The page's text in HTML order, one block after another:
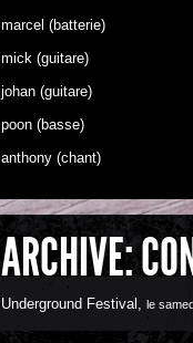
marcel (batterie)
mick (guitare)
johan (guitare)
poon (basse)
anthony (chant)
ARCHIVE:
Underground Festival , le